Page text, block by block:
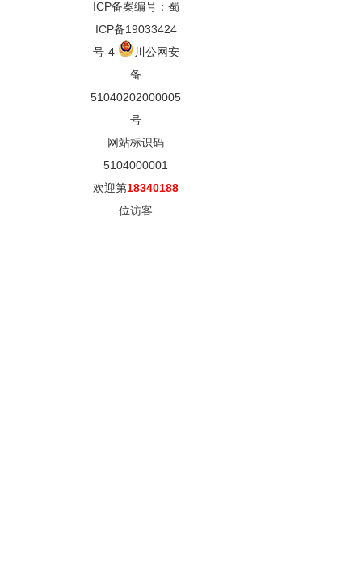
ICP备案编号：蜀
ICP备19033424
号-4
川公网安
备
51040202000005
号
网站标识码
5104000001
欢迎第18340188
位访客